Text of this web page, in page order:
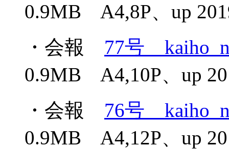
0.9MB A4,8P、up
・会報 77号
0.9MB A4,10P、up
・会報 76号
0.9MB A4,12P、up